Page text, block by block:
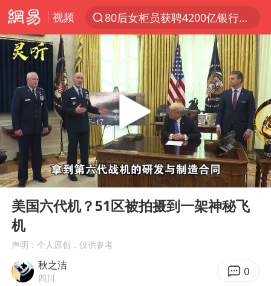
视频
80后女柜员获聘4200亿银行副行长
聚“绿”成势，结构转型活力足
金饰克价大幅跳涨
台风“白海豚”影响中国已成定局
浙江舟山21条水上客运航线停航
郑国霖回应去景区上班被保安拦下
因凡蒂诺首次公开道歉
儿子举报父亲伪造证件为私生子落户
今年4位周星驰电影配角去世
“梅姨”准确年龄仍未知
南昌一规划馆现“阴间座椅”字样
Play
00:00 01:22
美国六代机？51区被拍摄到一架神秘飞
机
声明：个人原创，仅供参考
秋之洁
四川 0